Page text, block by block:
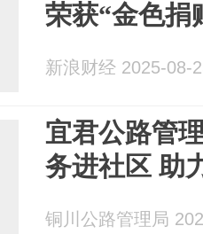
荣获“金色捐
新浪财经 2025-08-
宜君公路管
务进
铜川公路管理局